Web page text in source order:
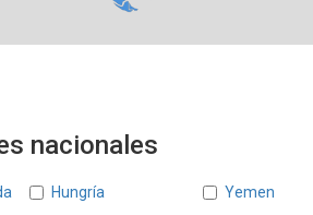
nacionales
Hungría
Yemen